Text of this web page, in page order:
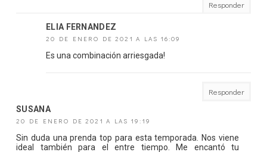
Responder
ELIA FERNANDEZ
20 DE ENERO DE 2021 A LAS 16:09
Es una combinación arriesgada!
Responder
SUSANA
20 DE ENERO DE 2021 A LAS 19:19
Sin duda una prenda top para esta temporada. Nos viene
ideal también para el entre tiempo. Me encantó tu